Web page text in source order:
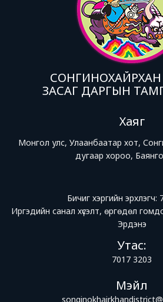
СОНГИНОХАЙРХАН
ЗАСАГ ДАРГЫН
Хаяг
Монгол улс, Улаанбаатар хот,
дугаар хороо,
Бичиг хэргийн эрхлэгч:
Иргэдийн санал хүсэлт, өргөдөл
Эрдэнэ
Утас:
7017 3203
Мэйл